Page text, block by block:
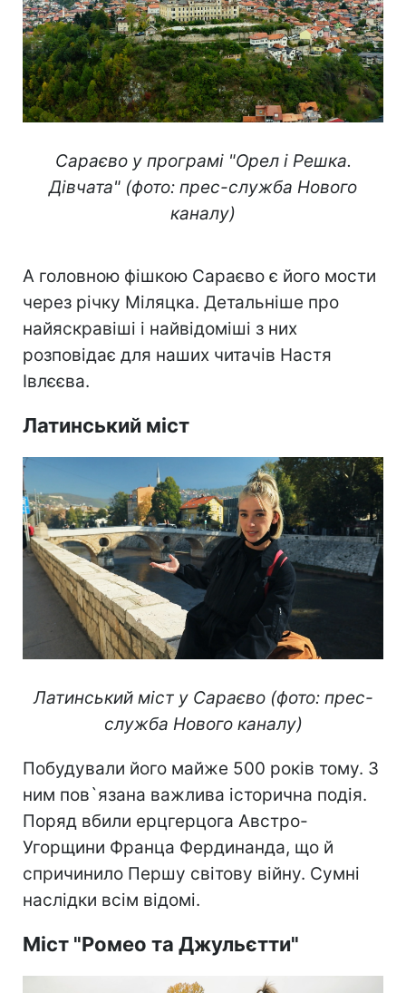
Сараєво у програмі "Орел і Решка.
Дівчата" (фото: прес-служба Нового
каналу)
Play
А головною фішкою Сараєво є його мости
через річку Міляцка. Детальніше про
найяскравіші і найвідоміші з них
розповідає для наших читачів Настя
Івлєєва.
Латинський міст
Латинський міст у Сараєво (фото: прес-
Побудували його майже 500 років тому. З